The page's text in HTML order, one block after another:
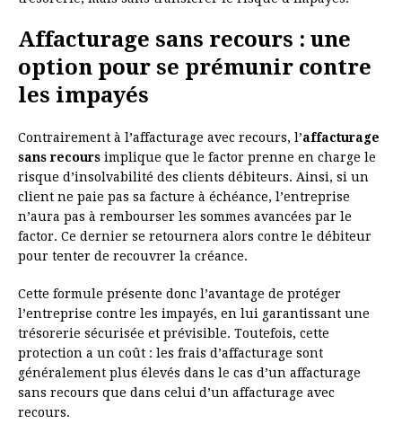
Affacturage sans recours : une
option pour se prémunir contre
les impayés
Contrairement à l’affacturage avec recours, l’affacturage
sans recours implique que le factor prenne en charge le
risque d’insolvabilité des clients débiteurs. Ainsi, si un
client ne paie pas sa facture à échéance, l’entreprise
n’aura pas à rembourser les sommes avancées par le
factor. Ce dernier se retournera alors contre le débiteur
pour tenter de recouvrer la créance.
Cette formule présente donc l’avantage de protéger
l’entreprise contre les impayés, en lui garantissant une
trésorerie sécurisée et prévisible. Toutefois, cette
protection a un coût : les frais d’affacturage sont
généralement plus élevés dans le cas d’un affacturage
sans recours que dans celui d’un affacturage avec
recours.